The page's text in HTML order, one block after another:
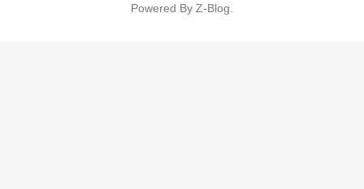
Powered By Z-Blog